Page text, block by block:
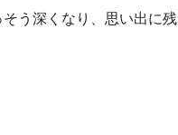
う深くなり、思い出に残